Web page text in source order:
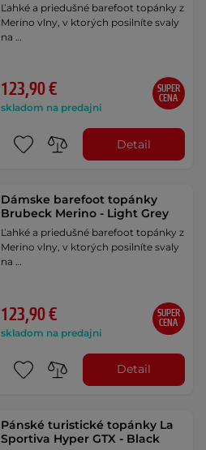
Ľahké a priedušné barefoot topánky z
Merino vlny, v ktorých posilníte svaly
na …
123,90 €
skladom na predajni
SUPER
CENA
Detail
Dámske barefoot topánky
Brubeck Merino - Light Grey
Ľahké a priedušné barefoot topánky z
Merino vlny, v ktorých posilníte svaly
na …
123,90 €
skladom na predajni
SUPER
CENA
Detail
Pánské turistické topánky La
Sportiva Hyper GTX - Black